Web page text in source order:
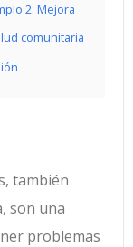
2: Mejora
comunitaria
también
son una
problemas